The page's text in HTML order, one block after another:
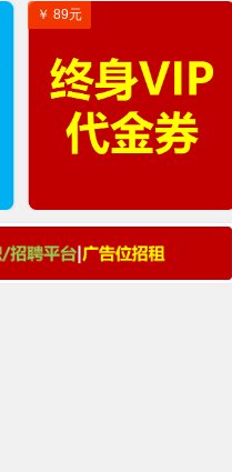
￥ 89元